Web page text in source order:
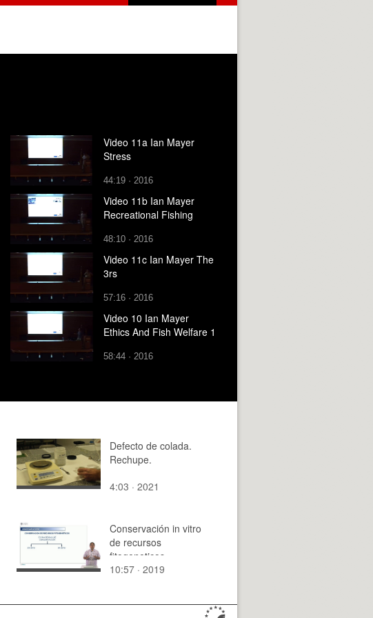
Video 11a Ian Mayer
Stress
44:19 · 2016
Video 11b Ian Mayer
Recreational Fishing
48:10 · 2016
Video 11c Ian Mayer The
3rs
57:16 · 2016
Video 10 Ian Mayer
Ethics And Fish Welfare 1
58:44 · 2016
Defecto de colada.
Rechupe.
4:03 · 2021
Conservación in vitro
de recursos
fitogeneticos
10:57 · 2019